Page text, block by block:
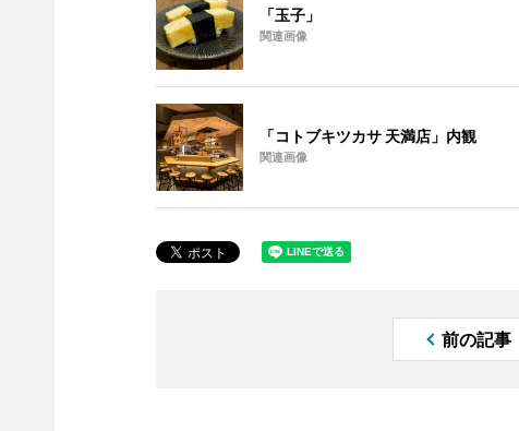
「玉子」
関連画像
「コトブキツカサ 天満店」内観
関連画像
前の記事